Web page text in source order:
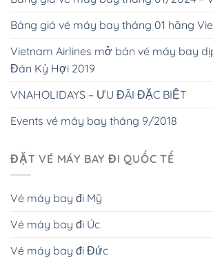
Bảng giá vé máy bay tháng 01 hãng
Vietnam Airlines mở bán vé máy bay
Đán Kỷ Hợi 2019
VNAHOLIDAYS – ƯU ĐÃI ĐẶC BIỆT
Events vé máy bay tháng 9/2018
ĐẶT VÉ MÁY BAY ĐI QUỐC TẾ
Vé máy bay đi Mỹ
Vé máy bay đi Úc
Vé máy bay đi Đức